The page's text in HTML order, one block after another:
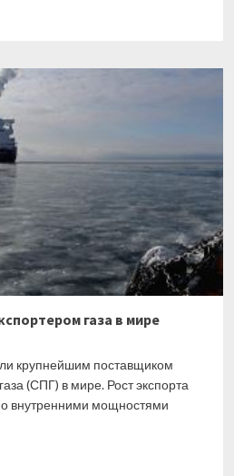
газа в мире
крупнейшим поставщиком
(СПГ) в мире. Рост экспорта
внутренними мощностями